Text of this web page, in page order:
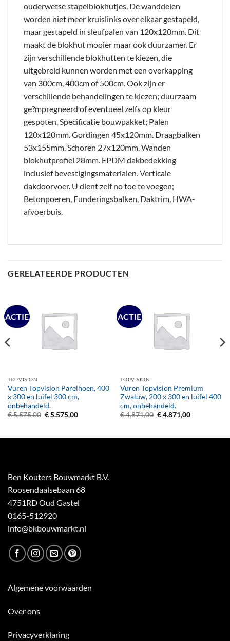
ouderwetse stapelblokhutjes. De wanddelen
worden niet meer kruislinks over elkaar gestapeld,
maar gestapeld in sleufpalen van 120x120mm. Dit
maakt de blokhut mooier maar ook duurzamer. Er
zijn verschillende blokhutten te kiezen, die
uitgebreid kunnen worden met een overkapping
van 300cm, 400cm of 500cm. Ook zijn er
verschillende behandelingen te kiezen; duurzaam
ge?mpregneerd of eventueel zelfs op kleur
gespoten. Specificatie bouwpakket; Palen
120x120mm. Gordingen 45x120mm. Draagbalken
53x155mm. Schoren 27x120mm. Wanden
blokhutprofiel 28mm. EPDM dakbedekking
inclusief bevestigingsmaterialen. Verticale
dakdoorvoer. U dient zelf no toe te voegen;
Betonpoeren, Funderingsbalken, Daktrim, HWA-
afvoerbuis.
GERELATEERDE PRODUCTEN
ACTIE
TOPVISION
Vuren Topvision Parelhoen, 400
x 300 en luifel 300 cm,
onbehandeld.
€5.575,00 Oorspronkelijke
€5.575,00Huidige
ACTIE
TOPVISION
Vuren Topvision Premium
Zwaluw, 200 x 300 en luifel 400
cm, onbehandeld.
€4.871,00 Oorspronkelijke
€4.871,00Huidige
Ben Kouters Bouwmarkt B.V.
Roosendaalsebaan 68
4751RD Oud Gastel
0165-512920
info@bkbouwmarkt.nl
Algemene voorwaarden
Over ons
Privacyverklaring